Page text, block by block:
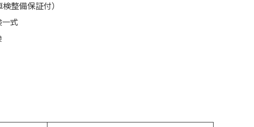
整備保証付）
式